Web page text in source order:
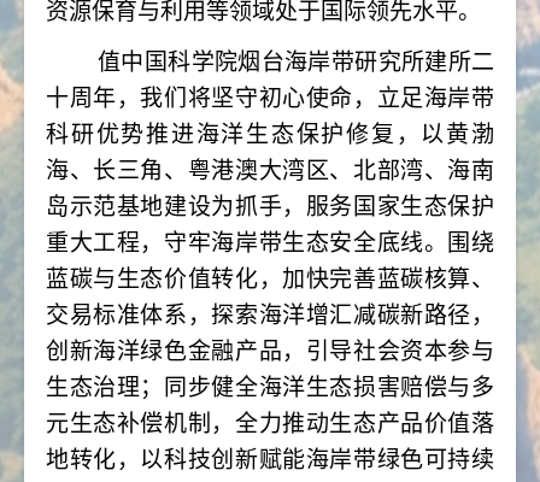
资源保育与利用等领域处于国际领先水平。
值中国科学院烟台海岸带研究所建所二
十周年，我们将坚守初心使命，立足海岸带
科研优势推进海洋生态保护修复，以黄渤
海、长三角、粤港澳大湾区、北部湾、海南
岛示范基地建设为抓手，服务国家生态保护
重大工程，守牢海岸带生态安全底线。围绕
蓝碳与生态价值转化，加快完善蓝碳核算、
交易标准体系，探索海洋增汇减碳新路径，
创新海洋绿色金融产品，引导社会资本参与
生态治理；同步健全海洋生态损害赔偿与多
元生态补偿机制，全力推动生态产品价值落
地转化，以科技创新赋能海岸带绿色可持续